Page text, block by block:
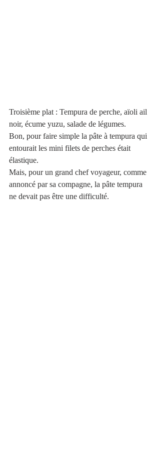
Troisième plat : Tempura de perche, aïoli ail
noir, écume yuzu, salade de légumes.
Bon, pour faire simple la pâte à tempura qui
entourait les mini filets de perches était
élastique.
Mais, pour un grand chef voyageur, comme
annoncé par sa compagne, la pâte tempura
ne devait pas être une difficulté.